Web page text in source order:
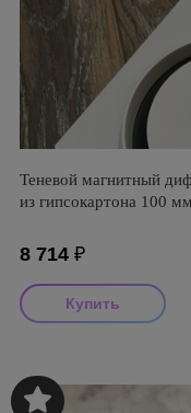
Теневой магнитный
из гипсокартона 100 мм
8 714 ₽